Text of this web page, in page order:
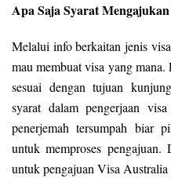
Apa Saja Syarat
Melalui info berkaitan jenis
mau membuat visa yang
sesuai dengan tujuan
syarat dalam pengerjaan
penerjemah tersumpah biar
untuk memproses
untuk pengajuan Visa